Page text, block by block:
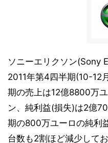
ソニーエリクソン(Sony
2011年第4四半期(10-12
期の売上は12億8800万
ン、純利益(損失)は2億
期の800万ユーロの純利
台数も2割ほど減少して